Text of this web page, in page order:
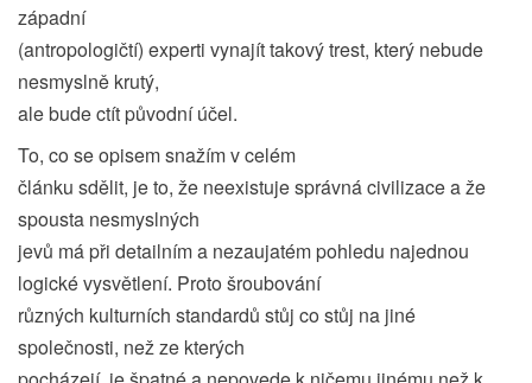
západní
(antropologičtí) experti vynajít takový trest, který nebude
nesmyslně krutý,
ale bude ctít původní účel.
To, co se opisem snažím v celém
článku sdělit, je to, že neexistuje správná civilizace a že
spousta nesmyslných
jevů má při detailním a nezaujatém pohledu najednou
logické vysvětlení. Proto šroubování
různých kulturních standardů stůj co stůj na jiné
společnosti, než ze kterých